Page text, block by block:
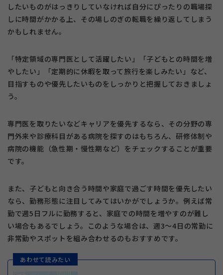
したいものがはっきりしていなければ自分にぴったりの職場探
しに時間がかかる上、その場しのぎの転職を繰り返してしまう
かもしれません。
「特定領域の専門医として活躍したい」「子どもとの時間を増
やしたい」「定期的に休暇を取って旅行を楽しみたい」など、
目指すものや優先したいものをしっかりと把握しておきましょ
う。
専門医を取りたいなどキャリアを優先するなら、その分野の専
門外来や診療科目がある病院を探すのはもちろん、研修体制や
病院の機能（急性期・慢性期など）をチェックすることが重要
です。
また、子どもと向き合う時間や家庭で過ごす時間を優先したい
なら、勤務形態に注目してみてはいかがでしょうか。例えば常
勤で週5日フルに勤務すると、家庭での時間を増やすのが難し
い場合もあるでしょう。このような場合は、週3～4日の常勤に
非常勤やスポットを組み合わせるのもおすすめです。
あわせて読みたい